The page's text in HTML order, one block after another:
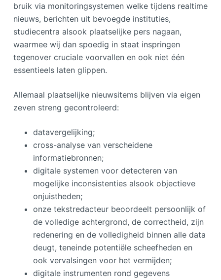
bruik via monitoringsystemen welke tijdens realtime
nieuws, berichten uit bevoegde instituties,
studiecentra alsook plaatselijke pers nagaan,
waarmee wij dan spoedig in staat inspringen
tegenover cruciale voorvallen en ook niet één
essentieels laten glippen.
Allemaal plaatselijke nieuwsitems blijven via eigen
zeven streng gecontroleerd:
datavergelijking;
cross-analyse van verscheidene
informatiebronnen;
digitale systemen voor detecteren van
mogelijke inconsistenties alsook objectieve
onjuistheden;
onze tekstredacteur beoordeelt persoonlijk of
de volledige achtergrond, de correctheid, zijn
redenering en de volledigheid binnen alle data
deugt, teneinde potentiële scheefheden en
ook vervalsingen voor het vermijden;
digitale instrumenten rond gegevens